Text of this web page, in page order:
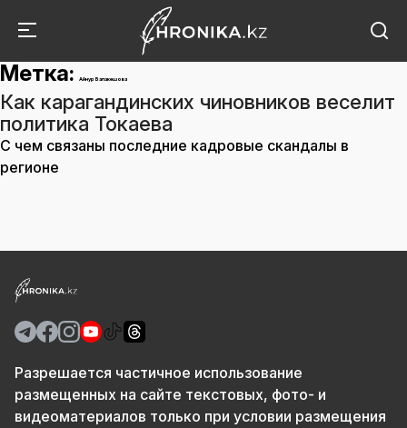
Метка: Айнур Балакешова
Как карагандинских чиновников веселит
политика Токаева
С чем связаны последние кадровые скандалы в
регионе
Разрешается частичное использование
размещенных на сайте текстовых, фото- и
видеоматериалов только при условии размещения